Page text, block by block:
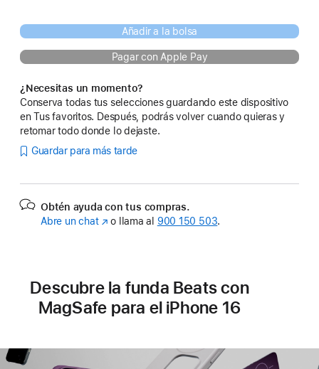
Añadir a la bolsa
Pagar con Apple Pay
¿Necesitas un momento?
Conserva todas tus selecciones guardando este dispositivo
en Tus favoritos. Después, podrás volver cuando quieras y
retomar todo donde lo dejaste.
Guardar para más tarde
Obtén ayuda con tus compras.
Abre un chat(Se
nueva)
o llama al 900 150 503.
Descubre la funda Beats con
MagSafe para el iPhone 16